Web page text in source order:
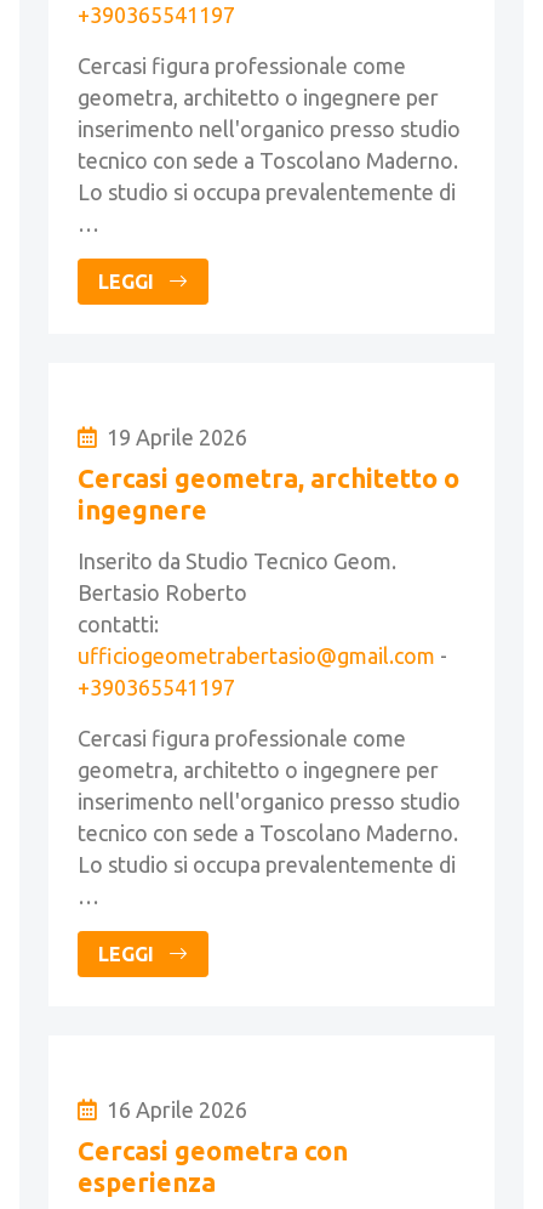
+390365541197
Cercasi figura professionale come
geometra, architetto o ingegnere per
inserimento nell'organico presso studio
tecnico con sede a Toscolano Maderno.
Lo studio si occupa prevalentemente di
…
LEGGI
19 Aprile 2026
Cercasi geometra, architetto o
ingegnere
Inserito da Studio Tecnico Geom.
Bertasio Roberto
contatti:
ufficiogeometrabertasio@gmail.com -
+390365541197
Cercasi figura professionale come
geometra, architetto o ingegnere per
inserimento nell'organico presso studio
tecnico con sede a Toscolano Maderno.
Lo studio si occupa prevalentemente di
…
LEGGI
16 Aprile 2026
Cercasi geometra con
esperienza